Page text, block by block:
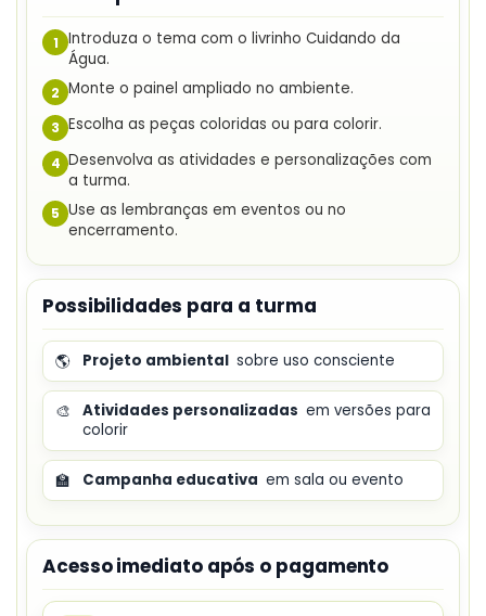
1 Introduza o tema com o livrinho Cuidando da
Água.
2 Monte o painel ampliado no ambiente.
3 Escolha as peças coloridas ou para colorir.
4 Desenvolva as atividades e personalizações com
a turma.
5 Use as lembranças em eventos ou no
encerramento.
Possibilidades para a turma
🌎 Projeto ambiental sobre uso consciente
🎨 Atividades personalizadas em versões para
colorir
🏫 Campanha educativa em sala ou evento
Acesso imediato após o pagamento